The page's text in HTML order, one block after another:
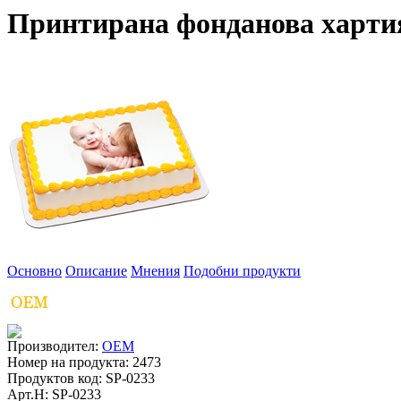
Принтирана фонданова
Основно Описание Мнения Подобни продукти
Производител: OEM
Номер на продукта: 2473
Продуктов код: SP-0233
Арт.Н: SP-0233